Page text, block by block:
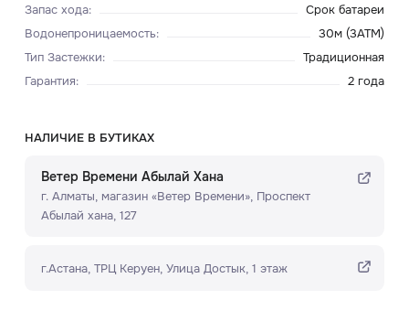
Запас хода:
Срок батареи
Водонепроницаемость:
30м (3ATM)
Тип Застежки:
Традиционная
Гарантия: 2 года
НАЛИЧИЕ В БУТИКАХ
Ветер Времени Абылай Хана
г. Алматы, ​магазин «Ветер Времени»​, Проспект
Абылай хана, 127
г.Астана, ТРЦ Керуен​, Улица Достык, 1 этаж